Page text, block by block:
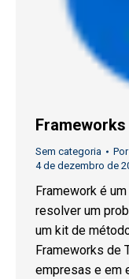
Frameworks
Sem categoria Por
4 de dezembro de
Framework é
resolver um
um kit de
Frameworks de
empresas e em